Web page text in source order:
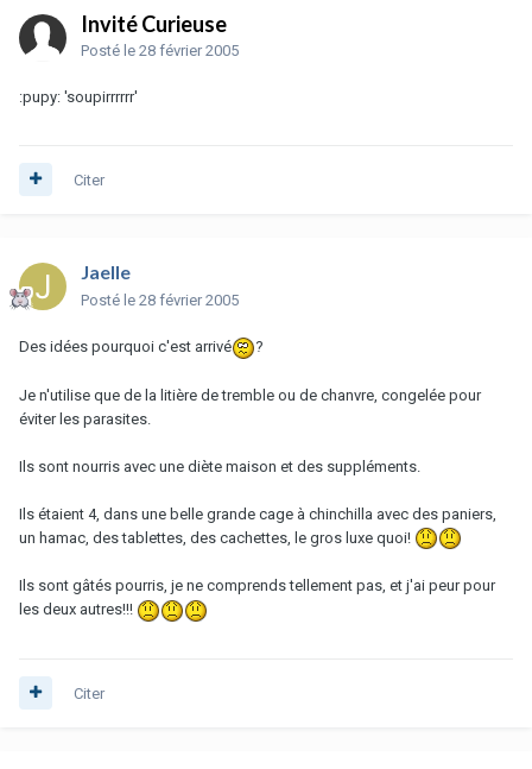
Invité Curieuse
Posté le 28 février 2005
:pupy: 'soupirrrrrr'
Citer
Jaelle
Posté le 28 février 2005
Des idées pourquoi c'est arrivé ?
Je n'utilise que de la litière de tremble ou de chanvre, congelée pour
éviter les parasites.
Ils sont nourris avec une diète maison et des suppléments.
Ils étaient 4, dans une belle grande cage à chinchilla avec des paniers,
un hamac, des tablettes, des cachettes, le gros luxe quoi!
Ils sont gâtés pourris, je ne comprends tellement pas, et j'ai peur pour
les deux autres!!!
Citer